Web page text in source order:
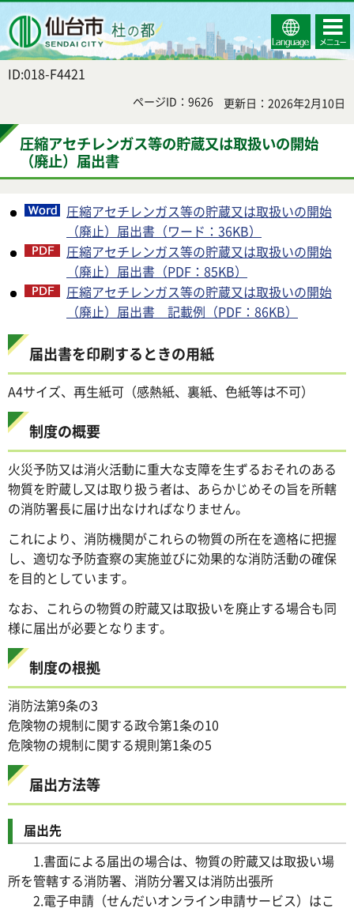
Select
Language
コンテ
ンツメ
ニュー
ID:018-F4421
ページID：9626 更新日：2026年2月10日
圧縮アセチレンガス等の貯蔵又は取扱いの開始
（廃止）届出書
圧縮アセチレンガス等の貯蔵又は取扱いの開始
（廃止）届出書（ワード：36KB）
圧縮アセチレンガス等の貯蔵又は取扱いの開始
（廃止）届出書（PDF：85KB）
圧縮アセチレンガス等の貯蔵又は取扱いの開始
（廃止）届出書 記載例（PDF：86KB）
届出書を印刷するときの用紙
A4サイズ、再生紙可（感熱紙、裏紙、色紙等は不可）
制度の概要
火災予防又は消火活動に重大な支障を生ずるおそれのある
物質を貯蔵し又は取り扱う者は、あらかじめその旨を所轄
の消防署長に届け出なければなりません。
これにより、消防機関がこれらの物質の所在を適格に把握
し、適切な予防査察の実施並びに効果的な消防活動の確保
を目的としています。
なお、これらの物質の貯蔵又は取扱いを廃止する場合も同
様に届出が必要となります。
制度の根拠
消防法第9条の3
危険物の規制に関する政令第1条の10
危険物の規制に関する規則第1条の5
届出方法等
届出先
1.書面による届出の場合は、物質の貯蔵又は取扱い場
所を管轄する消防署、消防分署又は消防出張所
2.電子申請（せんだいオンライン申請サービス）はこ